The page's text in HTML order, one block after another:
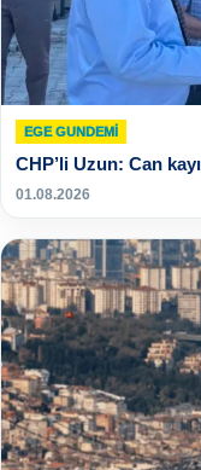
EGE GUNDEMİ
CHP’li Uzun: Can
01.08.2026